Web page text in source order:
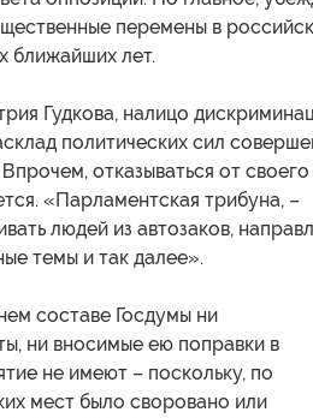
перемены в
ближайших лет.
Гудкова, налицо
политических сил
отказываться от своего
«Парламентская трибуна, –
людей из автозаков,
темы и так далее».
составе Госдумы ни
ни вносимые ею поправки в
не имеют – поскольку, по
мест было своровано или